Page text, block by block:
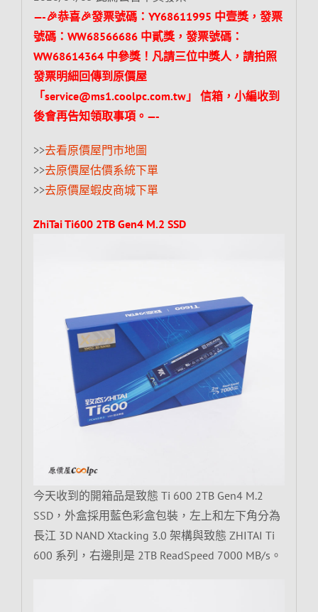
—-🎉恭喜🎉發票號碼：YY68611995 中壹獎，發票
號碼：WW68566686 中貳獎，發票號碼：
WW68614364 中參獎！ 凡請三位中獎人，請拍照
發票明細回傳到原價屋
「service@ms1.coolpc.com.tw」 信箱，小編收到
後會再告知領取事項。—-
>>去看原價屋門市地圖
>>去原價屋估價系統下單
>>去原價屋蝦皮商城下單
ZhiTai Ti600 2TB Gen4 M.2 SSD
今天收到的開箱品是致態 Ti 600 2TB Gen4 M.2
SSD，外盒採用藍色彩盒包裝，左上和左下角分為
長江 3D NAND Xtacking 3.0 架構與致態 ZHITAI Ti
600 系列，右邊則是 2TB ReadSpeed 7000 MB/s。